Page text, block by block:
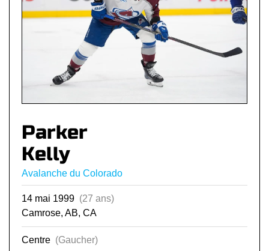
Parker
Kelly
Avalanche du Colorado
14 mai 1999 (27 ans)
Camrose, AB, CA
Centre (Gaucher)